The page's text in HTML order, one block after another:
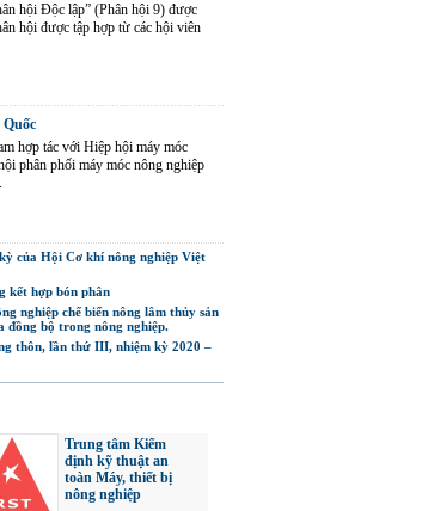
hội Độc lập” (Phân hội 9) được
hội được tập hợp từ các hội viên
hợp tác với Hiệp hội máy móc
phân phối máy móc nông nghiệp
của Hội Cơ khí nông nghiệp Việt
kết hợp bón phân
nghiệp chế biến nông lâm thủy sản
đồng bộ trong nông nghiệp.
thôn, lần thứ III, nhiệm kỳ 2020 –
Trung tâm Kiểm
định kỹ thuật an
toàn Máy, thiết bị
nông nghiệp